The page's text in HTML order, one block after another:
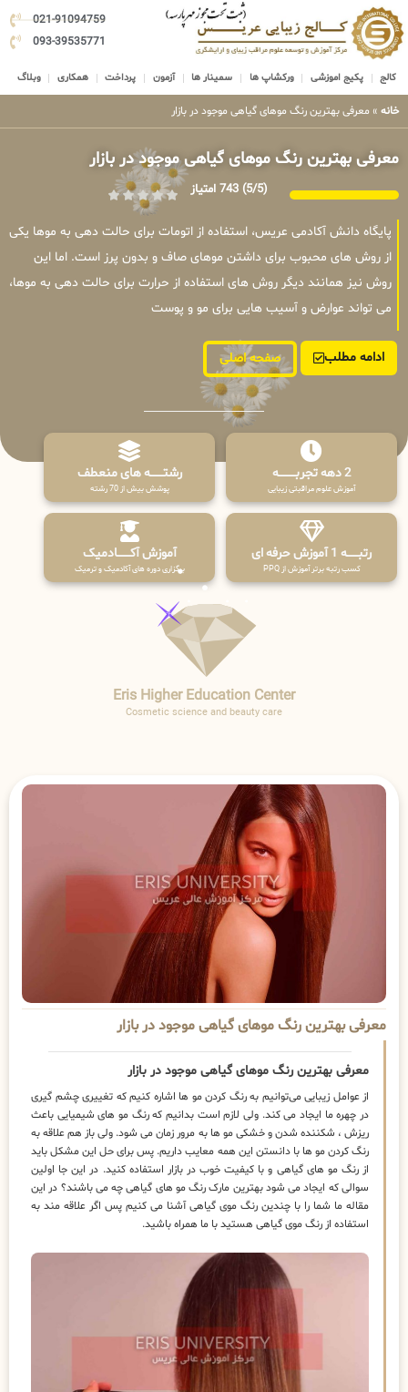
021-91094759
093-39535771
کالج پکیج اموزشی ورکشاپ ها سمینار ها آزمون پرداخت همکاری وبلاگ
خانه » معرفی بهترین رنگ موهای گیاهی موجود در بازار
معرفی بهترین رنگ موهای گیاهی موجود در بازار
(5/5) 743 امتیاز
پایگاه دانش آکادمی عریس، استفاده از اتومات برای حالت دهی به موها یکی
از روش های محبوب برای داشتن موهای صاف و بدون پرز است. اما این
روش نیز همانند دیگر روش های استفاده از حرارت برای حالت دهی به موها،
می تواند عوارض و آسیب هایی برای مو و پوست
ادامه مطلب صفحه اصلی
2 دهه تجربـــــــــه
آموزش علوم مراقبتی زیبایی
رشتـــــــه های منعطف
پوشش بیش از 70 رشته
رتبــــــه 1 آموزش حرفه ای
کسب رتبه برتر آموزش از PPQ
آموزش آکـــــــادمیک
برگزاری دوره های آکادمیک و ترمیک
Eris Higher Education Center
Cosmetic science and beauty care
معرفی بهترین رنگ موهای گیاهی موجود در بازار
معرفی بهترین رنگ موهای گیاهی موجود در بازار
از عوامل زیبایی می‌توانیم به رنگ کردن مو ها اشاره کنیم که تغییری چشم گیری
در چهره ما ایجاد می کند. ولی لازم است بدانیم که رنگ مو های شیمیایی باعث
ریزش ، شکننده شدن و خشکی مو ها به مرور زمان می شود. ولی باز هم علاقه به
رنگ کردن مو ها با دانستن این همه معایب داریم. پس برای حل این مشکل باید
از رنگ مو های گیاهی و با کیفیت خوب در بازار استفاده کنید. در این جا اولین
سوالی که ایجاد می شود بهترین مارک رنگ مو های گیاهی چه می باشند؟ در این
مقاله ما شما را با چندین رنگ موی گیاهی آشنا می‌ کنیم پس اگر علاقه مند به
استفاده از رنگ موی گیاهی هستید با ما همراه باشید.